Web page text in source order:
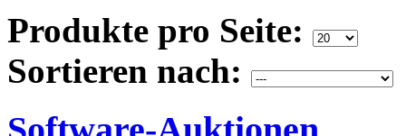
Produkte pro Seite:
Sortieren nach: